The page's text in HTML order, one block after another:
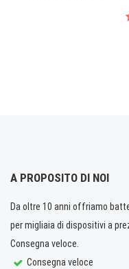
A PROPOSITO DI NOI
Da oltre 10 anni offriamo
per migliaia di dispositivi a
Consegna veloce.
Consegna veloce